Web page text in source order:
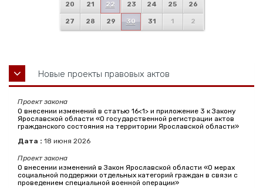
20 21 22 23 24 25 26
27 28 29 30 31 1 2
Новые проекты правовых актов
Проект закона
О внесении изменений в статью 16<1> и приложение 3 к Закону
Ярославской области «О государственной регистрации актов
гражданского состояния на территории Ярославской области»
Дата : 18 июня 2026
Проект закона
О внесении изменений в Закон Ярославской области «О мерах
социальной поддержки отдельных категорий граждан в связи с
проведением специальной военной операции»